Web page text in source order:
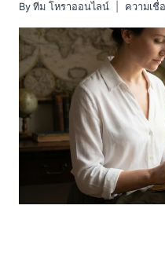
By ทีม โหราออนไลน์ ความเชื่